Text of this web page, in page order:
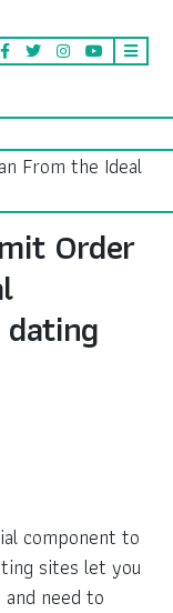
Order
component to
sites let you
need to